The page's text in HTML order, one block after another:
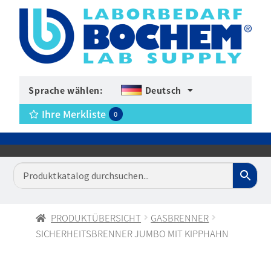
Sprache wählen: Deutsch
Ihre Merkliste 0
PRODUKTÜBERSICHT
GASBRENNER
SICHERHEITSBRENNER JUMBO MIT KIPPHAHN